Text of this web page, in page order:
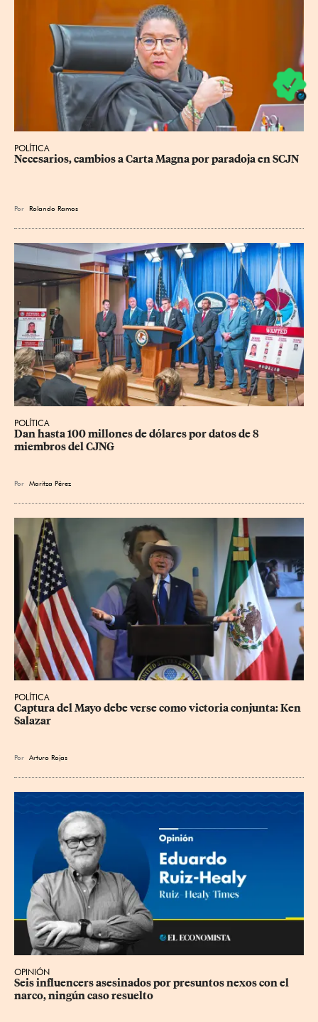
POLÍTICA
Necesarios, cambios a Carta Magna por paradoja en SCJN
Por Rolando Ramos
POLÍTICA
Dan hasta 100 millones de dólares por datos de 8
miembros del CJNG
Por Maritza Pérez
POLÍTICA
Captura del Mayo debe verse como victoria conjunta: Ken
Salazar
Por Arturo Rojas
OPINIÓN
Seis influencers asesinados por presuntos nexos con el
narco, ningún caso resuelto